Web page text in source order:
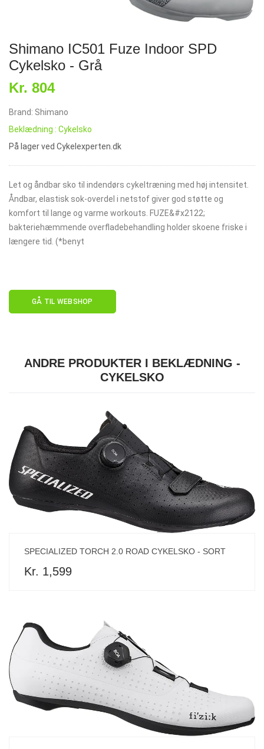
Shimano IC501 Fuze Indoor SPD
Cykelsko - Grå
Kr. 804
Brand: Shimano
Beklædning : Cykelsko
På lager ved Cykelexperten.dk
Let og åndbar sko til indendørs cykeltræning med høj intensitet.
Åndbar, elastisk sok-overdel i netstof giver god støtte og
komfort til lange og varme workouts. FUZE&#x2122;
bakteriehæmmende overfladebehandling holder skoene friske i
længere tid. (*benyt
GÅ TIL WEBSHOP
ANDRE PRODUKTER I BEKLÆDNING -
CYKELSKO
SPECIALIZED TORCH 2.0 ROAD CYKELSKO - SORT
Kr. 1,599